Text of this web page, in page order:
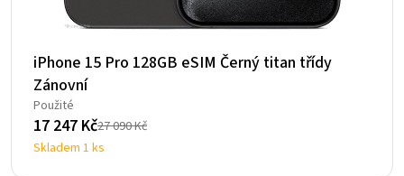
iPhone 15 Pro 128GB eSIM Černý titan třídy
Zánovní
Použité
27 090Kč
Původní
cena
17 247 Kč
Aktuální
cena
Skladem 1 ks